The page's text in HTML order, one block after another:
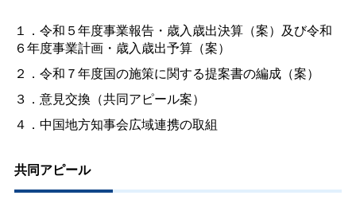
１．令和５年度事業報告・歳入歳出決算（案）及び令和
６年度事業計画・歳入歳出予算（案）
２．令和７年度国の施策に関する提案書の編成（案）
３．意見交換（共同アピール案）
４．中国地方知事会広域連携の取組
共同アピール